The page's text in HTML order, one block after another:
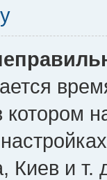
котором
Киев и т.